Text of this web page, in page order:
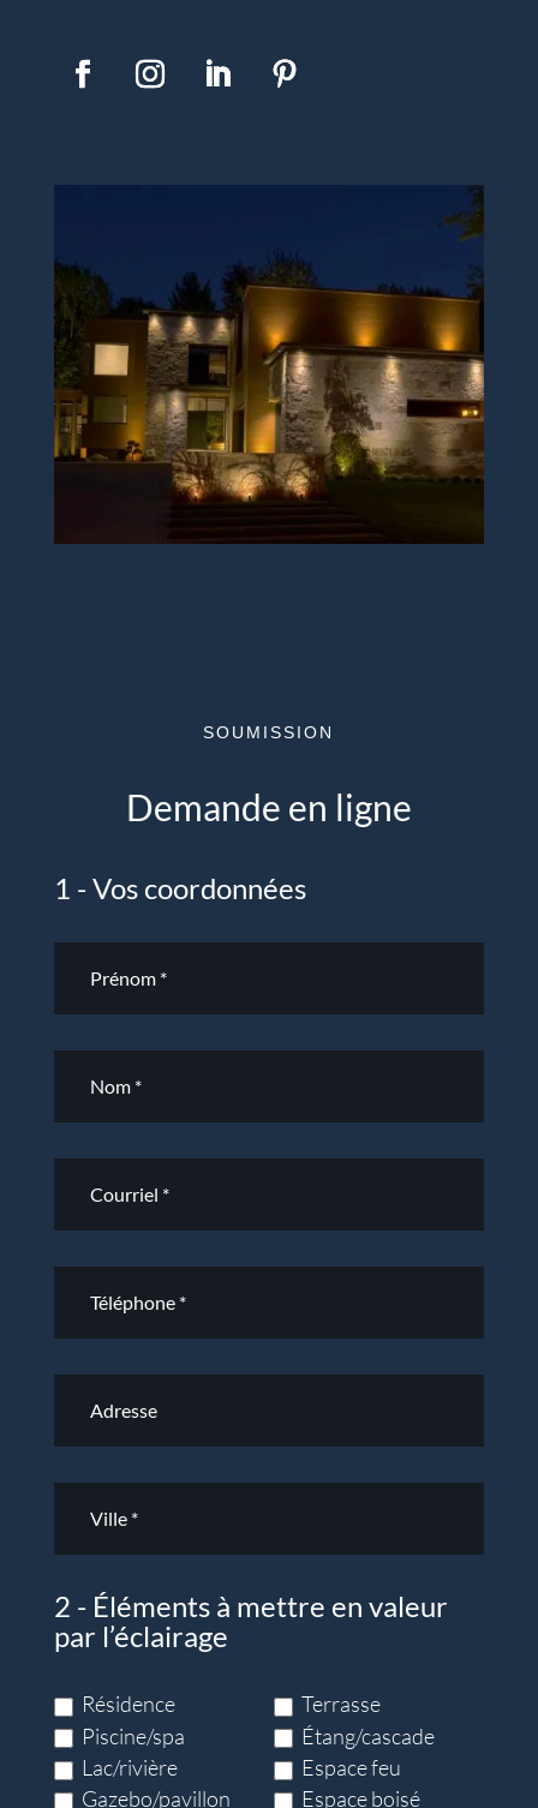
SOUMISSION
Demande en ligne
Contact
fr
1 - Vos coordonnées
2 - Éléments à mettre en valeur
par l’éclairage
Résidence
Terrasse
Piscine/spa
Étang/cascade
Lac/rivière
Espace feu
Gazebo/pavillon
Espace boisé